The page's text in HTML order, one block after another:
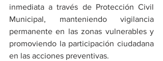
inmediata a través de Protección Civil
Municipal, manteniendo vigilancia
permanente en las zonas vulnerables y
promoviendo la participación ciudadana
en las acciones preventivas.